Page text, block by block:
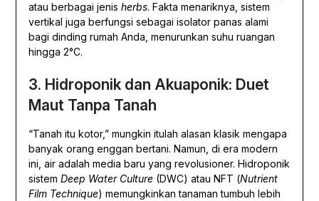
atau berbagai jenis herbs. Fakta menariknya, sistem
vertikal juga berfungsi sebagai isolator panas alami
bagi dinding rumah Anda, menurunkan suhu ruangan
hingga 2°C.
3. Hidroponik dan Akuaponik: Duet
Maut Tanpa Tanah
“Tanah itu kotor,” mungkin itulah alasan klasik mengapa
banyak orang enggan bertani. Namun, di era modern
ini, air adalah media baru yang revolusioner. Hidroponik
sistem Deep Water Culture(DWC) atau NFT (Nutrient
Film Technique) memungkinkan tanaman tumbuh lebih